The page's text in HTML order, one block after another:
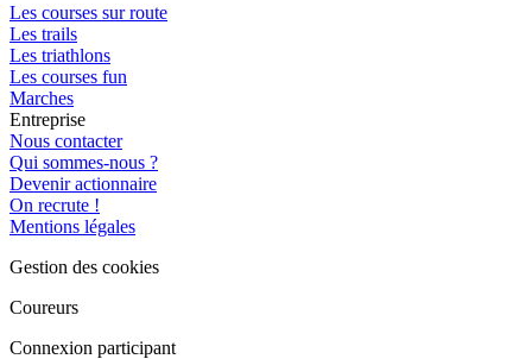
Les courses sur route
Les trails
Les triathlons
Les courses fun
Marches
Entreprise
Nous contacter
Qui sommes-nous ?
Devenir actionnaire
On recrute !
Mentions légales
Gestion des cookies
Coureurs
Connexion participant